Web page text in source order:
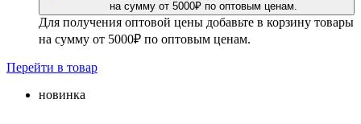
Для получения оптовой цены добавьте в корзину товары
на сумму от 5000₽ по оптовым ценам.
Перейти в товар
новинка